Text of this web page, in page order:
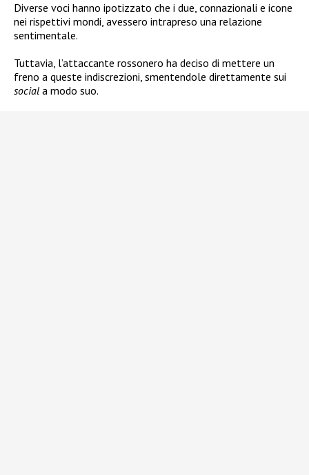
Diverse voci hanno ipotizzato che i due, connazionali e icone
nei rispettivi mondi, avessero intrapreso una relazione
sentimentale.
Tuttavia, l’attaccante rossonero ha deciso di mettere un
freno a queste indiscrezioni, smentendole direttamente sui
social a modo suo.